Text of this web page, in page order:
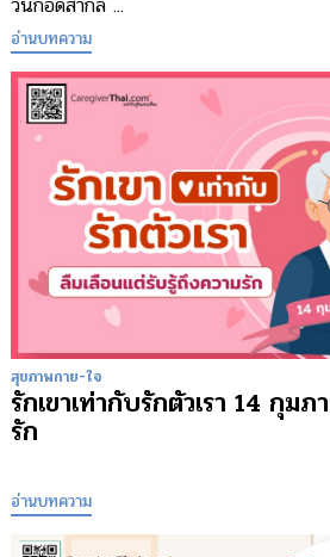
อ่านบทความ
สุขภาพกาย-ใจ
รักเขาเท่ากับรักตัวเรา 14 กุม
รัก
อ่านบทความ